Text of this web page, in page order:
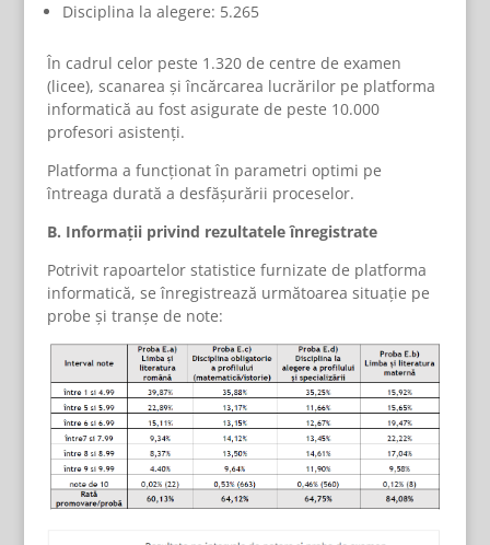
Disciplina la alegere: 5.265
În cadrul celor peste 1.320 de centre de examen
(licee), scanarea și încărcarea lucrărilor pe platforma
informatică au fost asigurate de peste 10.000
profesori asistenți.
Platforma a funcționat în parametri optimi pe
întreaga durată a desfășurării proceselor.
B. Informații privind rezultatele înregistrate
Potrivit rapoartelor statistice furnizate de platforma
informatică, se înregistrează următoarea situație pe
probe și tranșe de note: